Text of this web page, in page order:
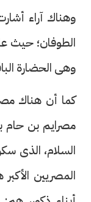
وهناك آراء
الطوفان؛ حيث
وهى الحضارة
كما أن هناك
مصرايم بن حام
السلام، الذى